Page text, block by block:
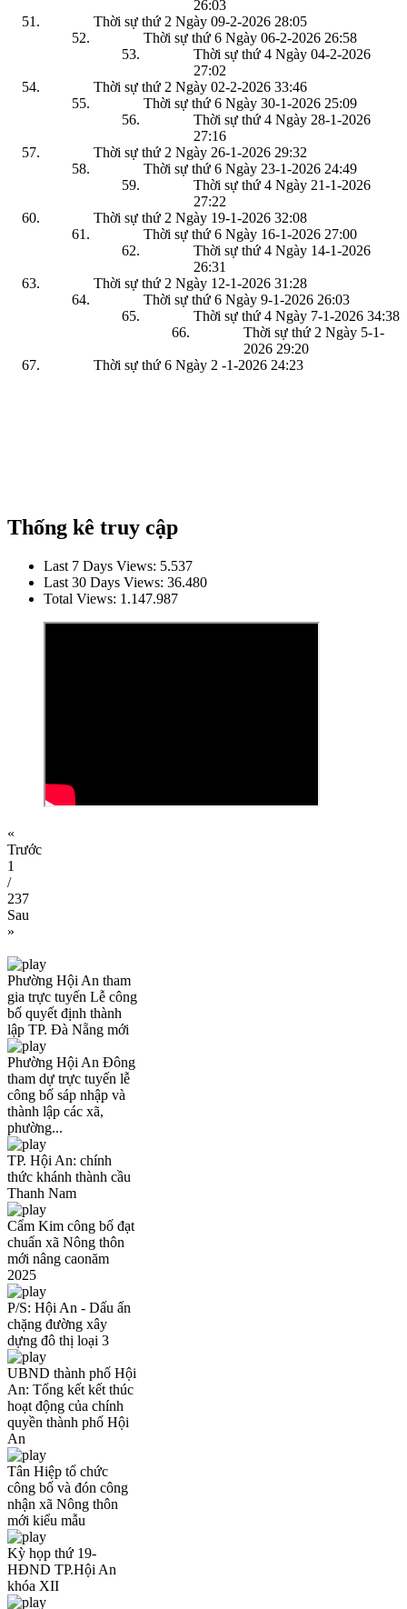
26:03
Thời sự thứ 2 Ngày 09-2-2026 28:05
Thời sự thứ 6 Ngày 06-2-2026 26:58
Thời sự thứ 4 Ngày 04-2-2026
27:02
Thời sự thứ 2 Ngày 02-2-2026 33:46
Thời sự thứ 6 Ngày 30-1-2026 25:09
Thời sự thứ 4 Ngày 28-1-2026
27:16
Thời sự thứ 2 Ngày 26-1-2026 29:32
Thời sự thứ 6 Ngày 23-1-2026 24:49
Thời sự thứ 4 Ngày 21-1-2026
27:22
Thời sự thứ 2 Ngày 19-1-2026 32:08
Thời sự thứ 6 Ngày 16-1-2026 27:00
Thời sự thứ 4 Ngày 14-1-2026
26:31
Thời sự thứ 2 Ngày 12-1-2026 31:28
Thời sự thứ 6 Ngày 9-1-2026 26:03
Thời sự thứ 4 Ngày 7-1-2026 34:38
Thời sự thứ 2 Ngày 5-1-
2026 29:20
Thời sự thứ 6 Ngày 2 -1-2026 24:23
Thống kê truy cập
Last 7 Days Views: 5.537
Last 30 Days Views: 36.480
Total Views: 1.147.987
«
Trước
1
/
237
Sau
»
Phường Hội An tham
gia trực tuyến Lễ công
bố quyết định thành
lập TP. Đà Nẵng mới
Phường Hội An Đông
tham dự trực tuyến lễ
công bố sáp nhập và
thành lập các xã,
phường...
TP. Hội An: chính
thức khánh thành cầu
Thanh Nam
Cẩm Kim công bố đạt
chuẩn xã Nông thôn
mới nâng caonăm
2025
P/S: Hội An - Dấu ấn
chặng đường xây
dựng đô thị loại 3
UBND thành phố Hội
An: Tổng kết kết thúc
hoạt động của chính
quyền thành phố Hội
An
Tân Hiệp tổ chức
công bố và đón công
nhận xã Nông thôn
mới kiểu mẫu
Kỳ họp thứ 19-
HĐND TP.Hội An
khóa XII